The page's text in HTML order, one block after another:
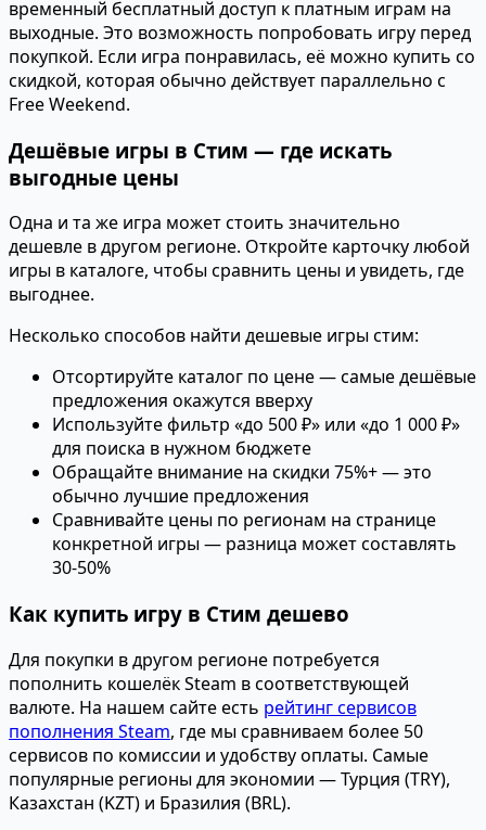
временный бесплатный доступ к платным играм на
выходные. Это возможность попробовать игру перед
покупкой. Если игра понравилась, её можно купить со
скидкой, которая обычно действует параллельно с
Free Weekend.
Дешёвые игры в Стим — где искать
выгодные цены
Одна и та же игра может стоить значительно
дешевле в другом регионе. Откройте карточку любой
игры в каталоге, чтобы сравнить цены и увидеть, где
выгоднее.
Несколько способов найти дешевые игры стим:
Отсортируйте каталог по цене — самые дешёвые
предложения окажутся вверху
Используйте фильтр «до 500 ₽» или «до 1 000 ₽»
для поиска в нужном бюджете
Обращайте внимание на скидки 75%+ — это
обычно лучшие предложения
Сравнивайте цены по регионам на странице
конкретной игры — разница может составлять
30-50%
Как купить игру в Стим дешево
Для покупки в другом регионе потребуется
пополнить кошелёк Steam в соответствующей
валюте. На нашем сайте есть рейтинг сервисов
пополнения Steam, где мы сравниваем более 50
сервисов по комиссии и удобству оплаты. Самые
популярные регионы для экономии — Турция (TRY),
Казахстан (KZT) и Бразилия (BRL).